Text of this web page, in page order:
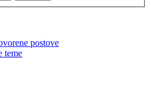
postove
teme